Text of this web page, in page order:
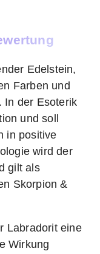
Edelstein,
Farben und
In der Esoterik
und soll
in positive
wird der
gilt als
Skorpion &
Labradorit eine
Wirkung